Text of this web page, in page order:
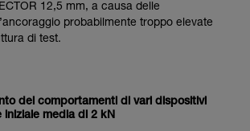
12,5 mm, a causa delle
probabilmente troppo elevate
di test.
dei comportamenti di vari dispositivi
iniziale media di 2 kN